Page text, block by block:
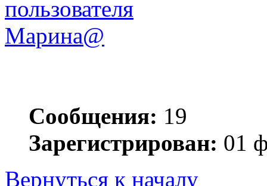
Марина@
Сообщения: 19
Зарегистрирован: 01
Вернуться к началу